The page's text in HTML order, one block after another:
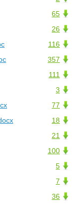
65
26
116
357
111
3
77
18
21
100
5
7
36